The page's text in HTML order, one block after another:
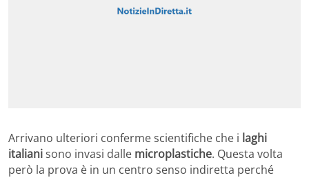
Arrivano ulteriori conferme scientifiche che i laghi
italianisono invasi dalle microplastiche. Questa volta
però la prova è in un centro senso indiretta perché